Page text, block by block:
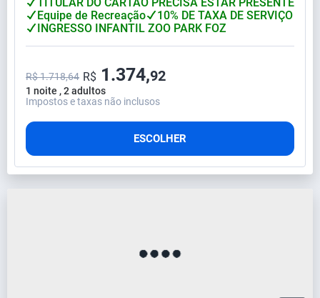
Equipe de Recreação
10% DE TAXA DE SERVIÇO
INGRESSO INFANTIL ZOO PARK FOZ
1 noite , 2 adultos
R$ 1.718,64 R$ 1.374,92
Impostos e taxas não inclusos
ESCOLHER